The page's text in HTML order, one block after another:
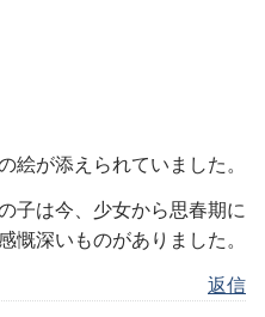
絵が添えられていました。
子は今、少女から思春期に
慨深いものがありました。
返信